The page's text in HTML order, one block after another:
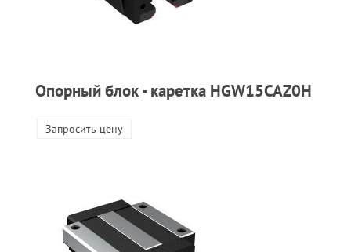
Опорный блок - каретка HGW15CAZ0H
Запросить цену